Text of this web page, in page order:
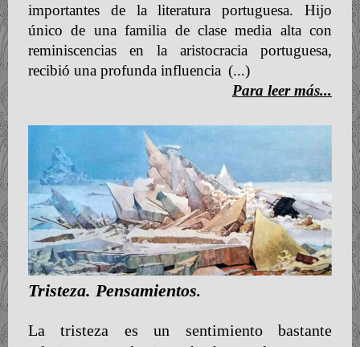
importantes de la literatura portuguesa. Hijo
único de una familia de clase media alta con
reminiscencias en la aristocracia portuguesa,
recibió una profunda influencia (...)
Para leer más...
Tristeza. Pensamientos.
La tristeza es un sentimiento bastante